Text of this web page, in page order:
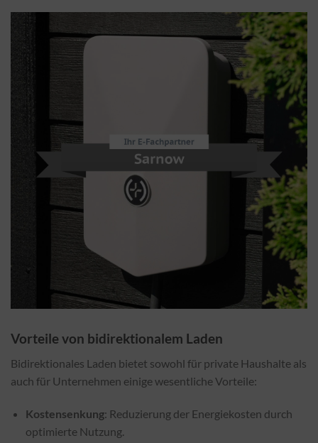
Vorteile von bidirektionalem Laden
Bidirektionales Laden bietet sowohl für private Haushalte als
auch für Unternehmen einige wesentliche Vorteile:
Kostensenkung: Reduzierung der Energiekosten durch
optimierte Nutzung.